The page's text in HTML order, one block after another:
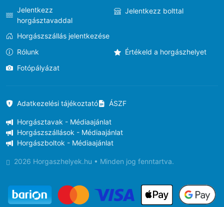
Jelentkezz
horgásztavaddal
Jelentkezz bolttal
Horgászszállás jelentkezése
Rólunk
Értékeld a horgászhelyet
Fotópályázat
Adatkezelési tájékoztató ÁSZF
Horgásztavak - Médiaajánlat
Horgászszállások - Médiaajánlat
Horgászboltok - Médiaajánlat
2026 Horgaszhelyek.hu • Minden jog fenntartva.